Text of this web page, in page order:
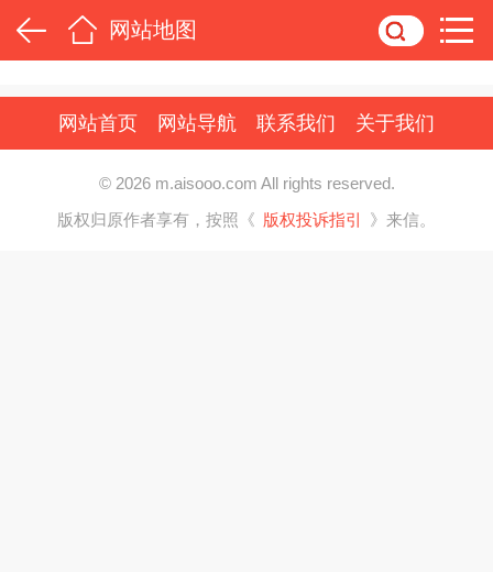
网站地图
网站首页 网站导航 联系我们 关于我们
© 2026 m.aisooo.com All rights reserved.
版权归原作者享有，按照《 版权投诉指引 》来信。